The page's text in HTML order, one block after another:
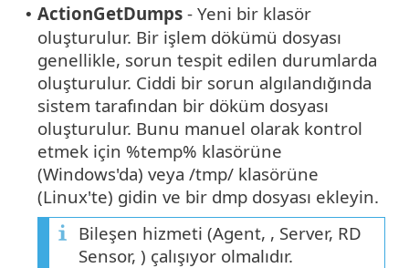
• ActionGetDumps - Yeni bir klasör
oluşturulur. Bir işlem dökümü dosyası
genellikle, sorun tespit edilen durumlarda
oluşturulur. Ciddi bir sorun algılandığında
sistem tarafından bir döküm dosyası
oluşturulur. Bunu manuel olarak kontrol
etmek için %temp% klasörüne
(Windows'da) veya /tmp/ klasörüne
(Linux'te) gidin ve bir dmp dosyası ekleyin.
Bileşen hizmeti (Agent, , Server, RD
Sensor, ) çalışıyor olmalıdır.